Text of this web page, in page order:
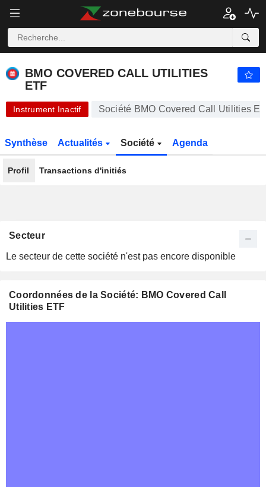
BMO COVERED CALL UTILITIES
ETF
Instrument Inactif Société BMO Covered Call Utilities
Synthèse Actualités Société Agenda
Profil Transactions d'initiés
Coordonnées de la Société: BMO Covered Call
Utilities ETF
Secteur
Le secteur de cette société n'est pas encore disponible